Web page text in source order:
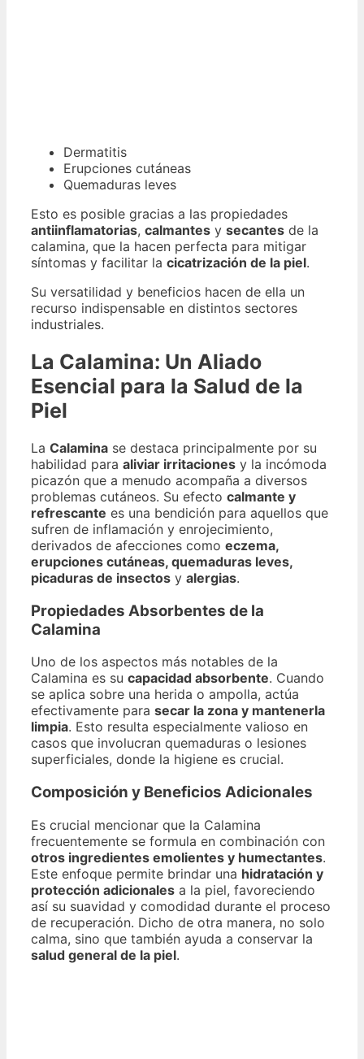
Dermatitis
Erupciones cutáneas
Quemaduras leves
Esto es posible gracias a las propiedades
antiinflamatorias, calmantes y secantes de la
calamina, que la hacen perfecta para mitigar
síntomas y facilitar la cicatrización de la piel.
Su versatilidad y beneficios hacen de ella un
recurso indispensable en distintos sectores
industriales.
La Calamina: Un Aliado
Esencial para la Salud de la
Piel
La Calamina se destaca principalmente por su
habilidad para aliviar irritaciones y la incómoda
picazón que a menudo acompaña a diversos
problemas cutáneos. Su efecto calmante y
refrescante es una bendición para aquellos que
sufren de inflamación y enrojecimiento,
derivados de afecciones como eczema,
erupciones cutáneas, quemaduras leves,
picaduras de insectos y alergias.
Propiedades Absorbentes de la
Calamina
Uno de los aspectos más notables de la
Calamina es su capacidad absorbente. Cuando
se aplica sobre una herida o ampolla, actúa
efectivamente para secar la zona y mantenerla
limpia. Esto resulta especialmente valioso en
casos que involucran quemaduras o lesiones
superficiales, donde la higiene es crucial.
Composición y Beneficios Adicionales
Es crucial mencionar que la Calamina
frecuentemente se formula en combinación con
otros ingredientes emolientes y humectantes.
Este enfoque permite brindar una hidratación y
protección adicionales a la piel, favoreciendo
así su suavidad y comodidad durante el proceso
de recuperación. Dicho de otra manera, no solo
calma, sino que también ayuda a conservar la
salud general de la piel.